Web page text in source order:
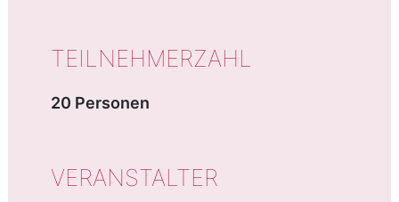
TEILNEHMERZAHL
20 Personen
VERANSTALTER